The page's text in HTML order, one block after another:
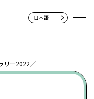
リー2022／